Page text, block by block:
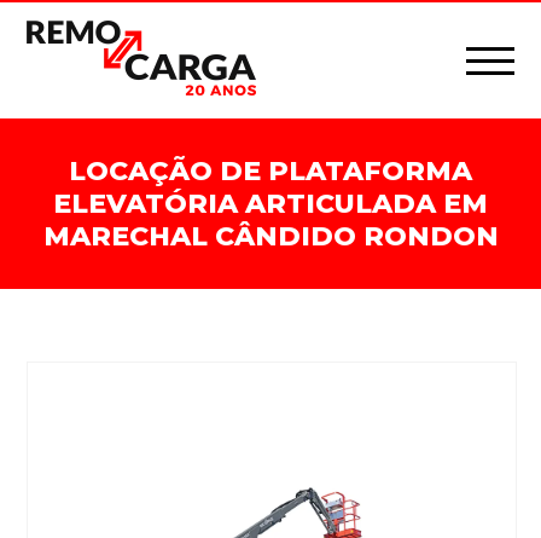
LOCAÇÃO DE PLATAFORMA
ELEVATÓRIA ARTICULADA EM
MARECHAL CÂNDIDO RONDON